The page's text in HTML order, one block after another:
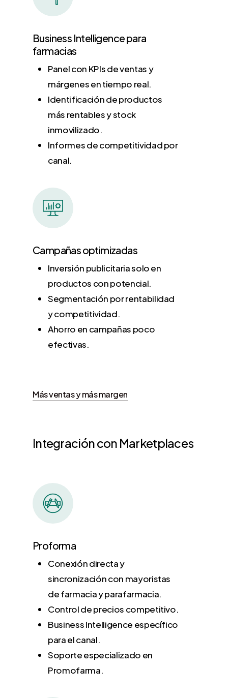
Business Intelligence para
farmacias
Panel con KPIs de ventas y
márgenes en tiempo real.
Identificación de productos
más rentables y stock
inmovilizado.
Informes de competitividad por
canal.
Campañas optimizadas
Inversión publicitaria solo en
productos con potencial.
Segmentación por rentabilidad
y competitividad.
Ahorro en campañas poco
efectivas.
Más ventas y más margen
Integracióncon Marketplaces
Proforma
Conexión directa y
sincronización con mayoristas
de farmacia y parafarmacia.
Control de precios competitivo.
Business Intelligence específico
para el canal.
Soporte especializado en
Promofarma.